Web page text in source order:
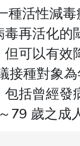
種活性減
再活化
可以有
接種對象
括曾經
79 歲之成